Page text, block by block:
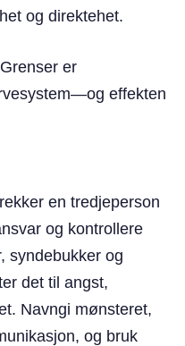
og direktehet.
er
effekten
en tredjeperson
og kontrollere
syndebukker og
det til angst,
Navngi mønsteret,
og bruk